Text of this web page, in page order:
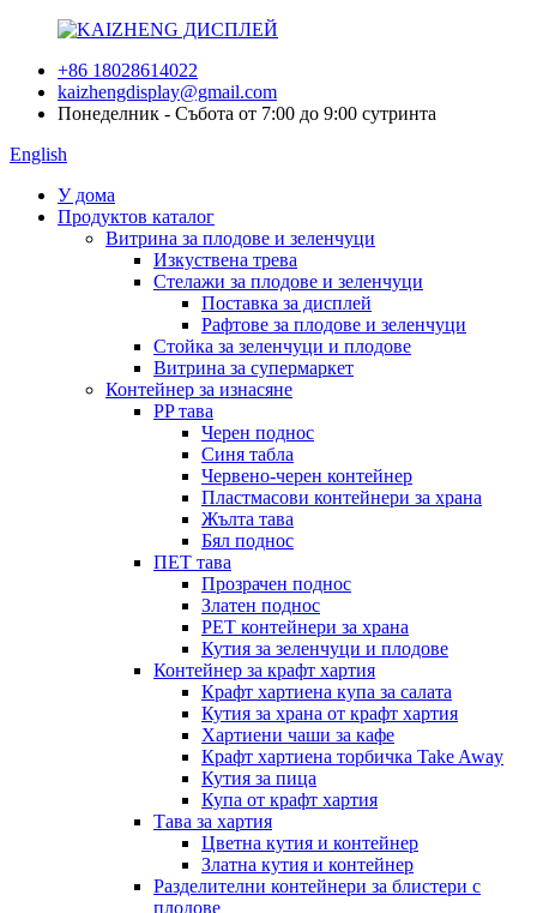
+86 18028614022
kaizhengdisplay@gmail.com
Понеделник - Събота от 7:00 до 9:00 сутринта
English
У дома
Продуктов каталог
Витрина за плодове и зеленчуци
Изкуствена трева
Стелажи за плодове и зеленчуци
Поставка за дисплей
Рафтове за плодове и зеленчуци
Стойка за зеленчуци и плодове
Витрина за супермаркет
Контейнер за изнасяне
PP тава
Черен поднос
Синя табла
Червено-черен контейнер
Пластмасови контейнери за храна
Жълта тава
Бял поднос
ПЕТ тава
Прозрачен поднос
Златен поднос
PET контейнери за храна
Кутия за зеленчуци и плодове
Контейнер за крафт хартия
Крафт хартиена купа за салата
Кутия за храна от крафт хартия
Хартиени чаши за кафе
Крафт хартиена торбичка Take Away
Кутия за пица
Купа от крафт хартия
Тава за хартия
Цветна кутия и контейнер
Златна кутия и контейнер
Разделителни контейнери за блистери с
плодове